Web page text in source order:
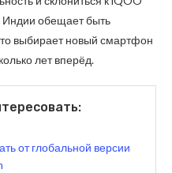
Индии обещает быть
выбирает новый смартфон
лет вперёд.
от глобальной версии